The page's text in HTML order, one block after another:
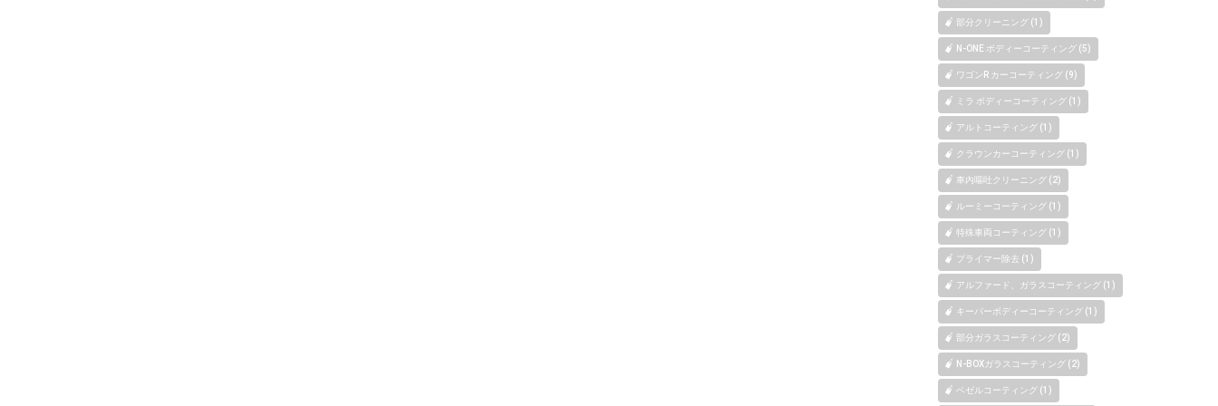
部分クリーニング (1)
N-ONE ボディーコーティング (5)
ワゴンR カーコーティング (9)
ミラ ボディーコーティング (1)
アルトコーティング (1)
クラウンカーコーティング (1)
車内嘔吐クリーニング (2)
ルーミーコーティング (1)
特殊車両コーティング (1)
プライマー除去 (1)
アルファード、ガラスコーティング (1)
キーパーボディーコーティング (1)
部分ガラスコーティング (2)
N-BOXガラスコーティング (2)
ベゼルコーティング (1)